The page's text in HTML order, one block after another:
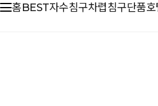
홈BEST자수침구차렵침구단품